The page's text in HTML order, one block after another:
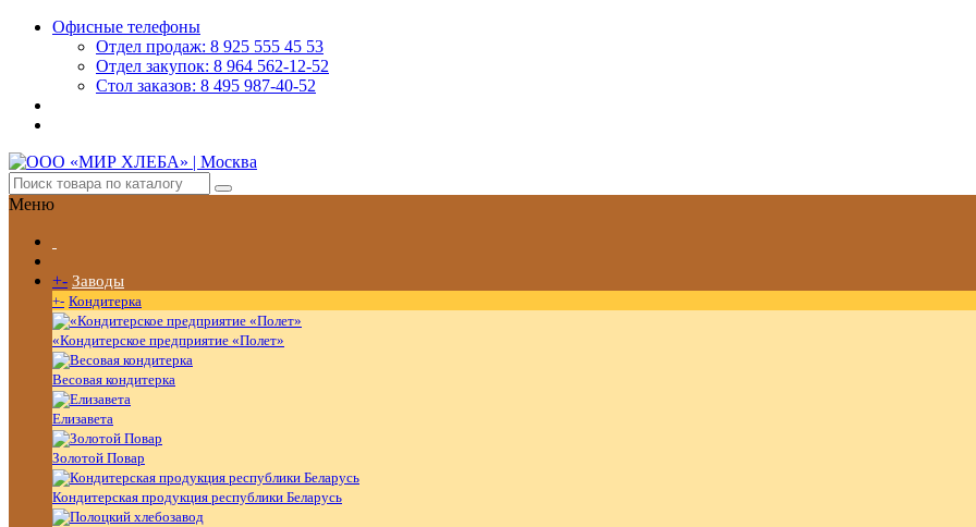
Офисные телефоны
Отдел продаж: 8 925 555 45 53
Отдел закупок: 8 964 562-12-52
Стол заказов: 8 495 987-40-52
Меню
+- Заводы
+- Кондитерка
«Кондитерское предприятие «Полет»
Весовая кондитерка
Елизавета
Золотой Повар
Кондитерская продукция республики Беларусь